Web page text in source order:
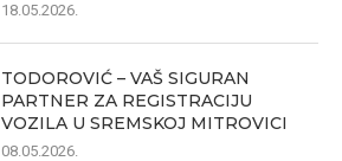
18.05.2026.
TODOROVIĆ – VAŠ SIGURAN
PARTNER ZA REGISTRACIJU
VOZILA U SREMSKOJ MITROVICI
08.05.2026.